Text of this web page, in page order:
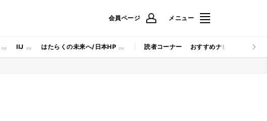
会員ページ メニュー
IIJ はたらくの未来へ/日本HP 読者コーナー おすすめナビ マイナビ